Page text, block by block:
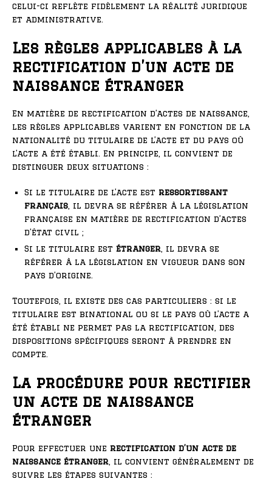
celui-ci reflète fidèlement la réalité juridique
et administrative.
Les règles applicables à la
rectification d’un acte de
naissance étranger
En matière de rectification d’actes de naissance,
les règles applicables varient en fonction de la
nationalité du titulaire de l’acte et du pays où
l’acte a été établi. En principe, il convient de
distinguer deux situations :
Si le titulaire de l’acte est ressortissant
français , il devra se référer à la législation
française en matière de rectification d’actes
d’état civil ;
Si le titulaire est étranger , il devra se
référer à la législation en vigueur dans son
pays d’origine.
Toutefois, il existe des cas particuliers : si le
titulaire est binational ou si le pays où l’acte a
été établi ne permet pas la rectification, des
dispositions spécifiques seront à prendre en
compte.
La procédure pour rectifier
un acte de naissance
étranger
Pour effectuer une rectification d’un acte de
naissance étranger , il convient généralement de
suivre les étapes suivantes :